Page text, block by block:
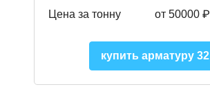
Цена за тонну от 50000 ₽
купить арматуру 32